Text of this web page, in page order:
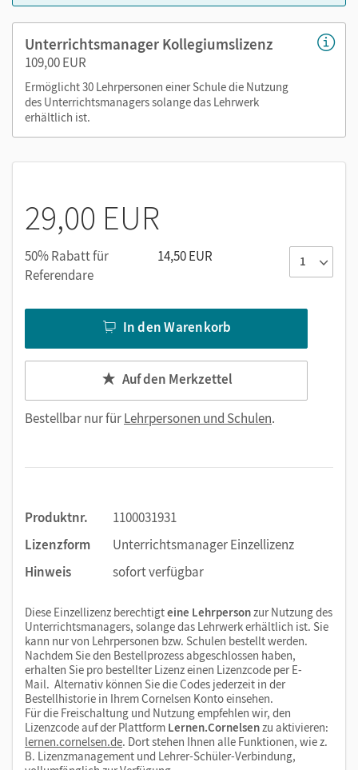
Arbeitsblätter als PDF und Word-Format
Nutzen Sie den Unterrichtsmanager auf lernen.cornelsen.de
oder über die Cornelsen Lernen App.
Unterrichtsmanager Kollegiumslizenz
109,00 EUR
Ermöglicht 30 Lehrpersonen einer Schule die Nutzung
des Unterrichtsmanagers solange das Lehrwerk
erhältlich ist.
29,00 EUR
50% Rabatt für
Referendare
14,50 EUR
In den Warenkorb
Auf den Merkzettel
Bestellbar nur fürLehrpersonen und Schulen.
Produktnr.
1100031931
Lizenzform
Unterrichtsmanager Einzellizenz
Hinweis
sofort verfügbar
Diese Einzellizenz berechtigteine Lehrpersonzur Nutzung des
Unterrichtsmanagers, solange das Lehrwerk erhältlich ist. Sie
kann nur von Lehrpersonen bzw. Schulen bestellt werden.
Nachdem Sie den Bestellprozess abgeschlossen haben,
erhalten Sie pro bestellter Lizenz einen Lizenzcode per E-
Mail. Alternativ können Sie die Codes jederzeit in der
Bestellhistorie in Ihrem Cornelsen Konto einsehen.
Für die Freischaltung und Nutzung empfehlen wir, den
Lizenzcode auf der Plattform Lernen.Cornelsenzu aktivieren:
lernen.cornelsen.de. Dort stehen Ihnen alle Funktionen, wie z.
B. Lizenzmanagement und Lehrer-Schüler-Verbindung,